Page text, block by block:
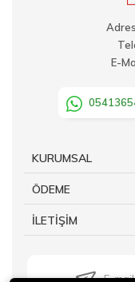
E-
KURUMSAL
ÖDEME
İLETİŞİM